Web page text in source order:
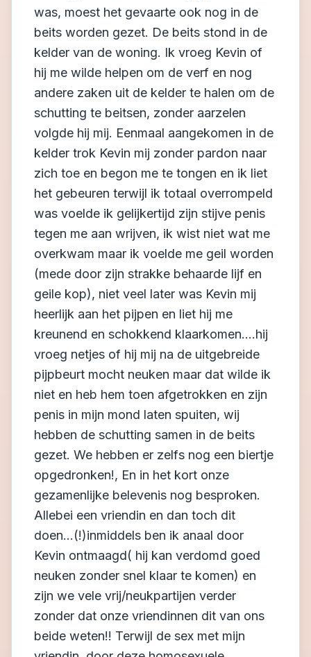
was, moest het gevaarte ook nog in de
beits worden gezet. De beits stond in de
kelder van de woning. Ik vroeg Kevin of
hij me wilde helpen om de verf en nog
andere zaken uit de kelder te halen om de
schutting te beitsen, zonder aarzelen
volgde hij mij. Eenmaal aangekomen in de
kelder trok Kevin mij zonder pardon naar
zich toe en begon me te tongen en ik liet
het gebeuren terwijl ik totaal overrompeld
was voelde ik gelijkertijd zijn stijve penis
tegen me aan wrijven, ik wist niet wat me
overkwam maar ik voelde me geil worden
(mede door zijn strakke behaarde lijf en
geile kop), niet veel later was Kevin mij
heerlijk aan het pijpen en liet hij me
kreunend en schokkend klaarkomen....hij
vroeg netjes of hij mij na de uitgebreide
pijpbeurt mocht neuken maar dat wilde ik
niet en heb hem toen afgetrokken en zijn
penis in mijn mond laten spuiten, wij
hebben de schutting samen in de beits
gezet. We hebben er zelfs nog een biertje
opgedronken!, En in het kort onze
gezamenlijke belevenis nog besproken.
Allebei een vriendin en dan toch dit
doen...(!)inmiddels ben ik anaal door
Kevin ontmaagd( hij kan verdomd goed
neuken zonder snel klaar te komen) en
zijn we vele vrij/neukpartijen verder
zonder dat onze vriendinnen dit van ons
beide weten!! Terwijl de sex met mijn